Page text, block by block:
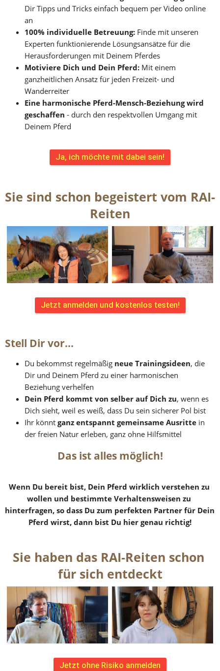
Dir Tipps und Tricks einfach bequem per Video online
an
100% individuelle Betreuung: Finde mit unseren
Experten funktionierende Lösungsansätze für die
Herausforderungen mit Deinem Pferdes
Motiviere Dich und Dein Pferd: Mit einem
ganzheitlichen Ansatz für jeden Freizeit- und
Wanderreiter
Eine harmonische Pferd-Mensch-Beziehung wird
geschaffen - durch den respektvollen Umgang mit
Deinem Pferd
Ja, ich möchte mit dabei sein!
Sie sind schon begeistert vom RAI-
Reiten
Jetzt anmelden und kostenlos testen!
Stell Dir vor...
Du bekommst regelmäßig neue Trainingsideen, die
Dir und Deinem Pferd zu einer harmonischen
Beziehung verhelfen
Dein Pferd kommt von selber auf Dich zu, wenn es
Dich sieht, weil es weiß, dass Du sein sicherer Pol bist
Ihr könnt ganz entspannt gemeinsame Ausritte in
der freien Natur erleben, ganz ohne Hilfsmittel
Das ist alles möglich!
Wenn Du bereit bist, Dein Pferd wirklich verstehen zu
wollen und bestimmte Verhaltensweisen zu
hinterfragen, so dass Du zum perfekten Partner für Dein
Pferd wirst, dann bist Du hier genau richtig!
Sie haben das RAI-Reiten schon
für sich entdeckt
Jetzt ohne Risiko anmelden